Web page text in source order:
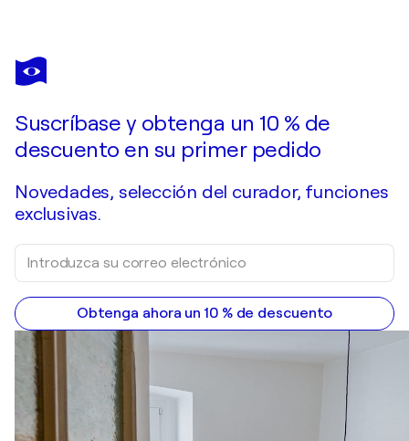
HELGE HENSEL
Endless
Suscríbase y obtenga un 10 % de
descuento en su primer pedido
Novedades, selección del curador, funciones
exclusivas.
Obtenga ahora un 10 % de descuento